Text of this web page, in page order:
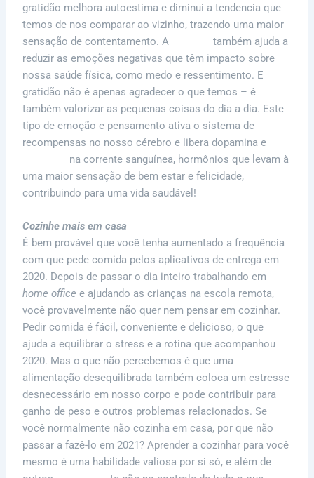
gratidão melhora autoestima e diminui a tendencia que
temos de nos comparar ao vizinho, trazendo uma maior
sensação de contentamento. A
também ajuda a
reduzir as emoções negativas que têm impacto sobre
nossa saúde física, como medo e ressentimento. E
gratidão não é apenas agradecer o que temos – é
também valorizar as pequenas coisas do dia a dia. Este
tipo de emoção e pensamento ativa o sistema de
recompensas no nosso cérebro e libera dopamina e
na corrente sanguínea, hormônios que levam à
uma maior sensação de bem estar e felicidade,
contribuindo para uma vida saudável!
Cozinhe mais em casa
É bem provável que você tenha aumentado a frequência
com que pede comida pelos aplicativos de entrega em
2020. Depois de passar o dia inteiro trabalhando em
home office e ajudando as crianças na escola remota,
você provavelmente não quer nem pensar em cozinhar.
Pedir comida é fácil, conveniente e delicioso, o que
ajuda a equilibrar o stress e a rotina que acompanhou
2020. Mas o que não percebemos é que uma
alimentação desequilibrada também coloca um estresse
desnecessário em nosso corpo e pode contribuir para
ganho de peso e outros problemas relacionados. Se
você normalmente não cozinha em casa, por que não
passar a fazê-lo em 2021? Aprender a cozinhar para você
mesmo é uma habilidade valiosa por si só, e além de